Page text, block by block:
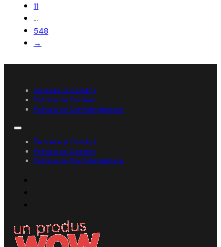
11
…
548
→
Termene și Condiții
Politica de Cookies
Politica de Confidențialitate
Termene și Condiții
Politica de Cookies
Politica de Confidențialitate